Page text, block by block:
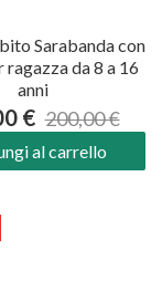
Sarabanda con
da 8 a 16
anni
€ 200,00 €
al carrello